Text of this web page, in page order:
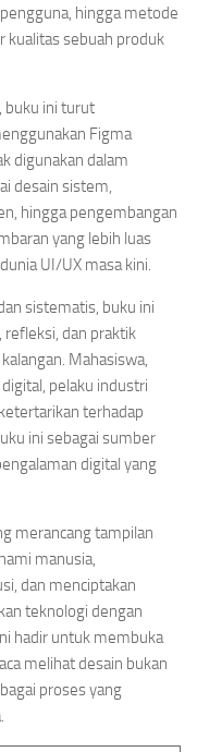
hingga metode
kualitas sebuah produk
buku ini turut
Figma
digunakan dalam
desain sistem,
hingga pengembangan
yang lebih luas
UI/UX masa kini.
sistematis, buku ini
refleksi, dan praktik
Mahasiswa,
pelaku industri
terhadap
ini sebagai sumber
digital yang
merancang tampilan
manusia,
dan menciptakan
teknologi dengan
hadir untuk membuka
melihat desain bukan
proses yang